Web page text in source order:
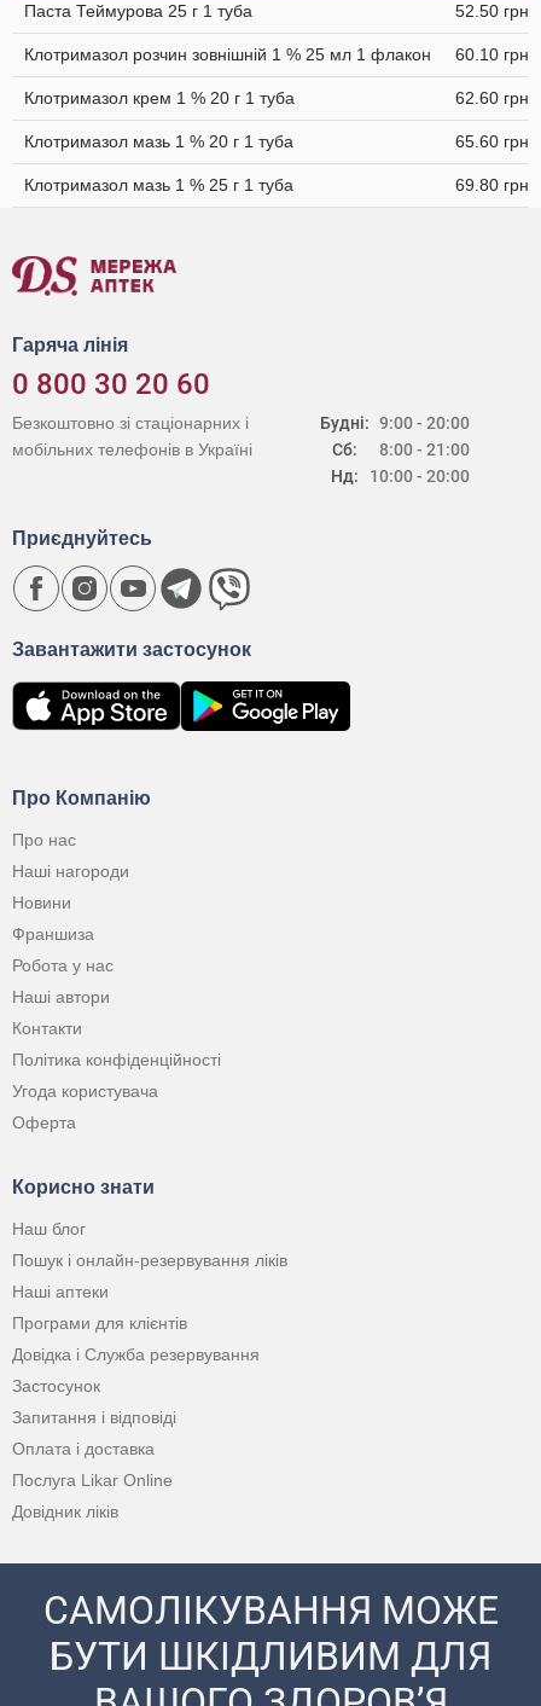
Паста Теймурова 25 г 1 туба 52.50 грн
Клотримазол розчин зовнішній 1 % 25 мл 1 флакон 60.10 грн
Клотримазол крем 1 % 20 г 1 туба 62.60 грн
Клотримазол мазь 1 % 20 г 1 туба 65.60 грн
Клотримазол мазь 1 % 25 г 1 туба 69.80 грн
Гаряча лінія
0 800 30 20 60
Будні:
Сб:
Нд:
9:00 - 20:00
8:00 - 21:00
10:00 - 20:00
Безкоштовно зі стаціонарних і
мобільних телефонів в Україні
Про Компанію
Про нас
Наші нагороди
Новини
Франшиза
Робота у нас
Наші автори
Контакти
Політика конфіденційності
Угода користувача
Оферта
Корисно знати
Наш блог
Пошук і онлайн-резервування ліків
Наші аптеки
Програми для клієнтів
Довідка і Служба резервування
Застосунок
Запитання і відповіді
Оплата і доставка
Послуга Likar Online
Довідник ліків
Завантажити застосунок
Приєднуйтесь
САМОЛІКУВАННЯ МОЖЕ
БУТИ ШКІДЛИВИМ ДЛЯ